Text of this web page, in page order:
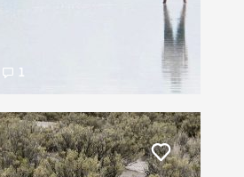
1
Liker